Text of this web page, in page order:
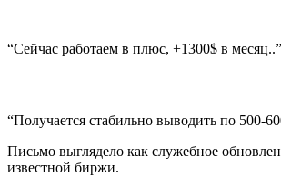
“Сейчас работаем в плюс, +1300$ в месяц..”
“Получается стабильно выводить по 500-
Письмо выглядело как служебное
известной биржи.